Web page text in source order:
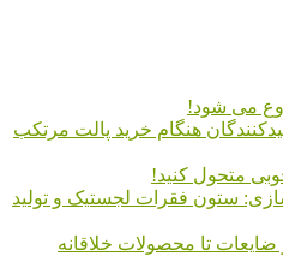
می شود!
هنگام خرید پالت مرتکب
متحول کنید!
ستون فقرات لجستیک و تولید
ضایعات تا محصولات خلاقانه